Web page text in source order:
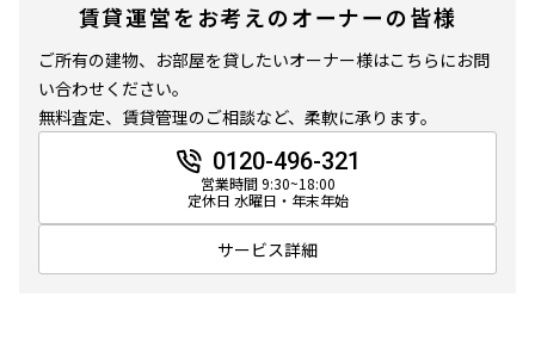
1R〜1K
1DK〜1LDK
2LDK
3LDK
4LDK〜
〜
賃貸運営をお考えのオーナーの皆様
ご所有の建物、お部屋を貸したいオーナー様はこちらにお問
い合わせください。
無料査定、賃貸管理のご相談など、柔軟に承ります。
0120-496-321
営業時間 9:30~18:00
定休日 水曜日・年末年始
サービス詳細